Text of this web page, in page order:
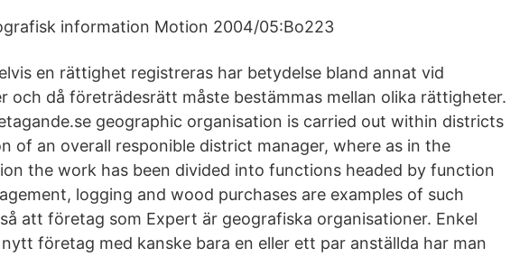
information Motion 2004/05:Bo223
en rättighet registreras har betydelse bland annat vid
och då företrädesrätt måste bestämmas mellan olika rättigheter.
geographic organisation is carried out within districts
of an overall responible district manager, where as in the
the work has been divided into functions headed by function
logging and wood purchases are examples of such
att företag som Expert är geografiska organisationer. Enkel
företag med kanske bara en eller ett par anställda har man